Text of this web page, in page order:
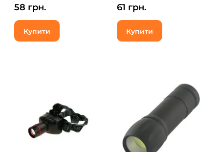
58 грн.
Купити
61 грн.
Купити